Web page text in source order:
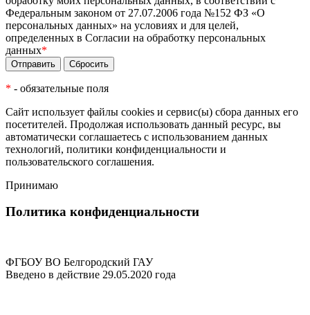
Федеральным законом от 27.07.2006 года №152 ФЗ «О
персональных данных» на условиях и для целей,
определенных в Согласии на обработку персональных
данных*
* - обязательные поля
Сайт использует файлы cookies и сервис(ы) сбора данных его
посетителей. Продолжая использовать данный ресурс, вы
автоматически соглашаетесь с использованием данных
технологий, политики конфиденциальности и
пользовательского соглашения.
Принимаю
Политика конфиденциальности
ФГБОУ ВО Белгородский ГАУ
Введено в действие 29.05.2020 года